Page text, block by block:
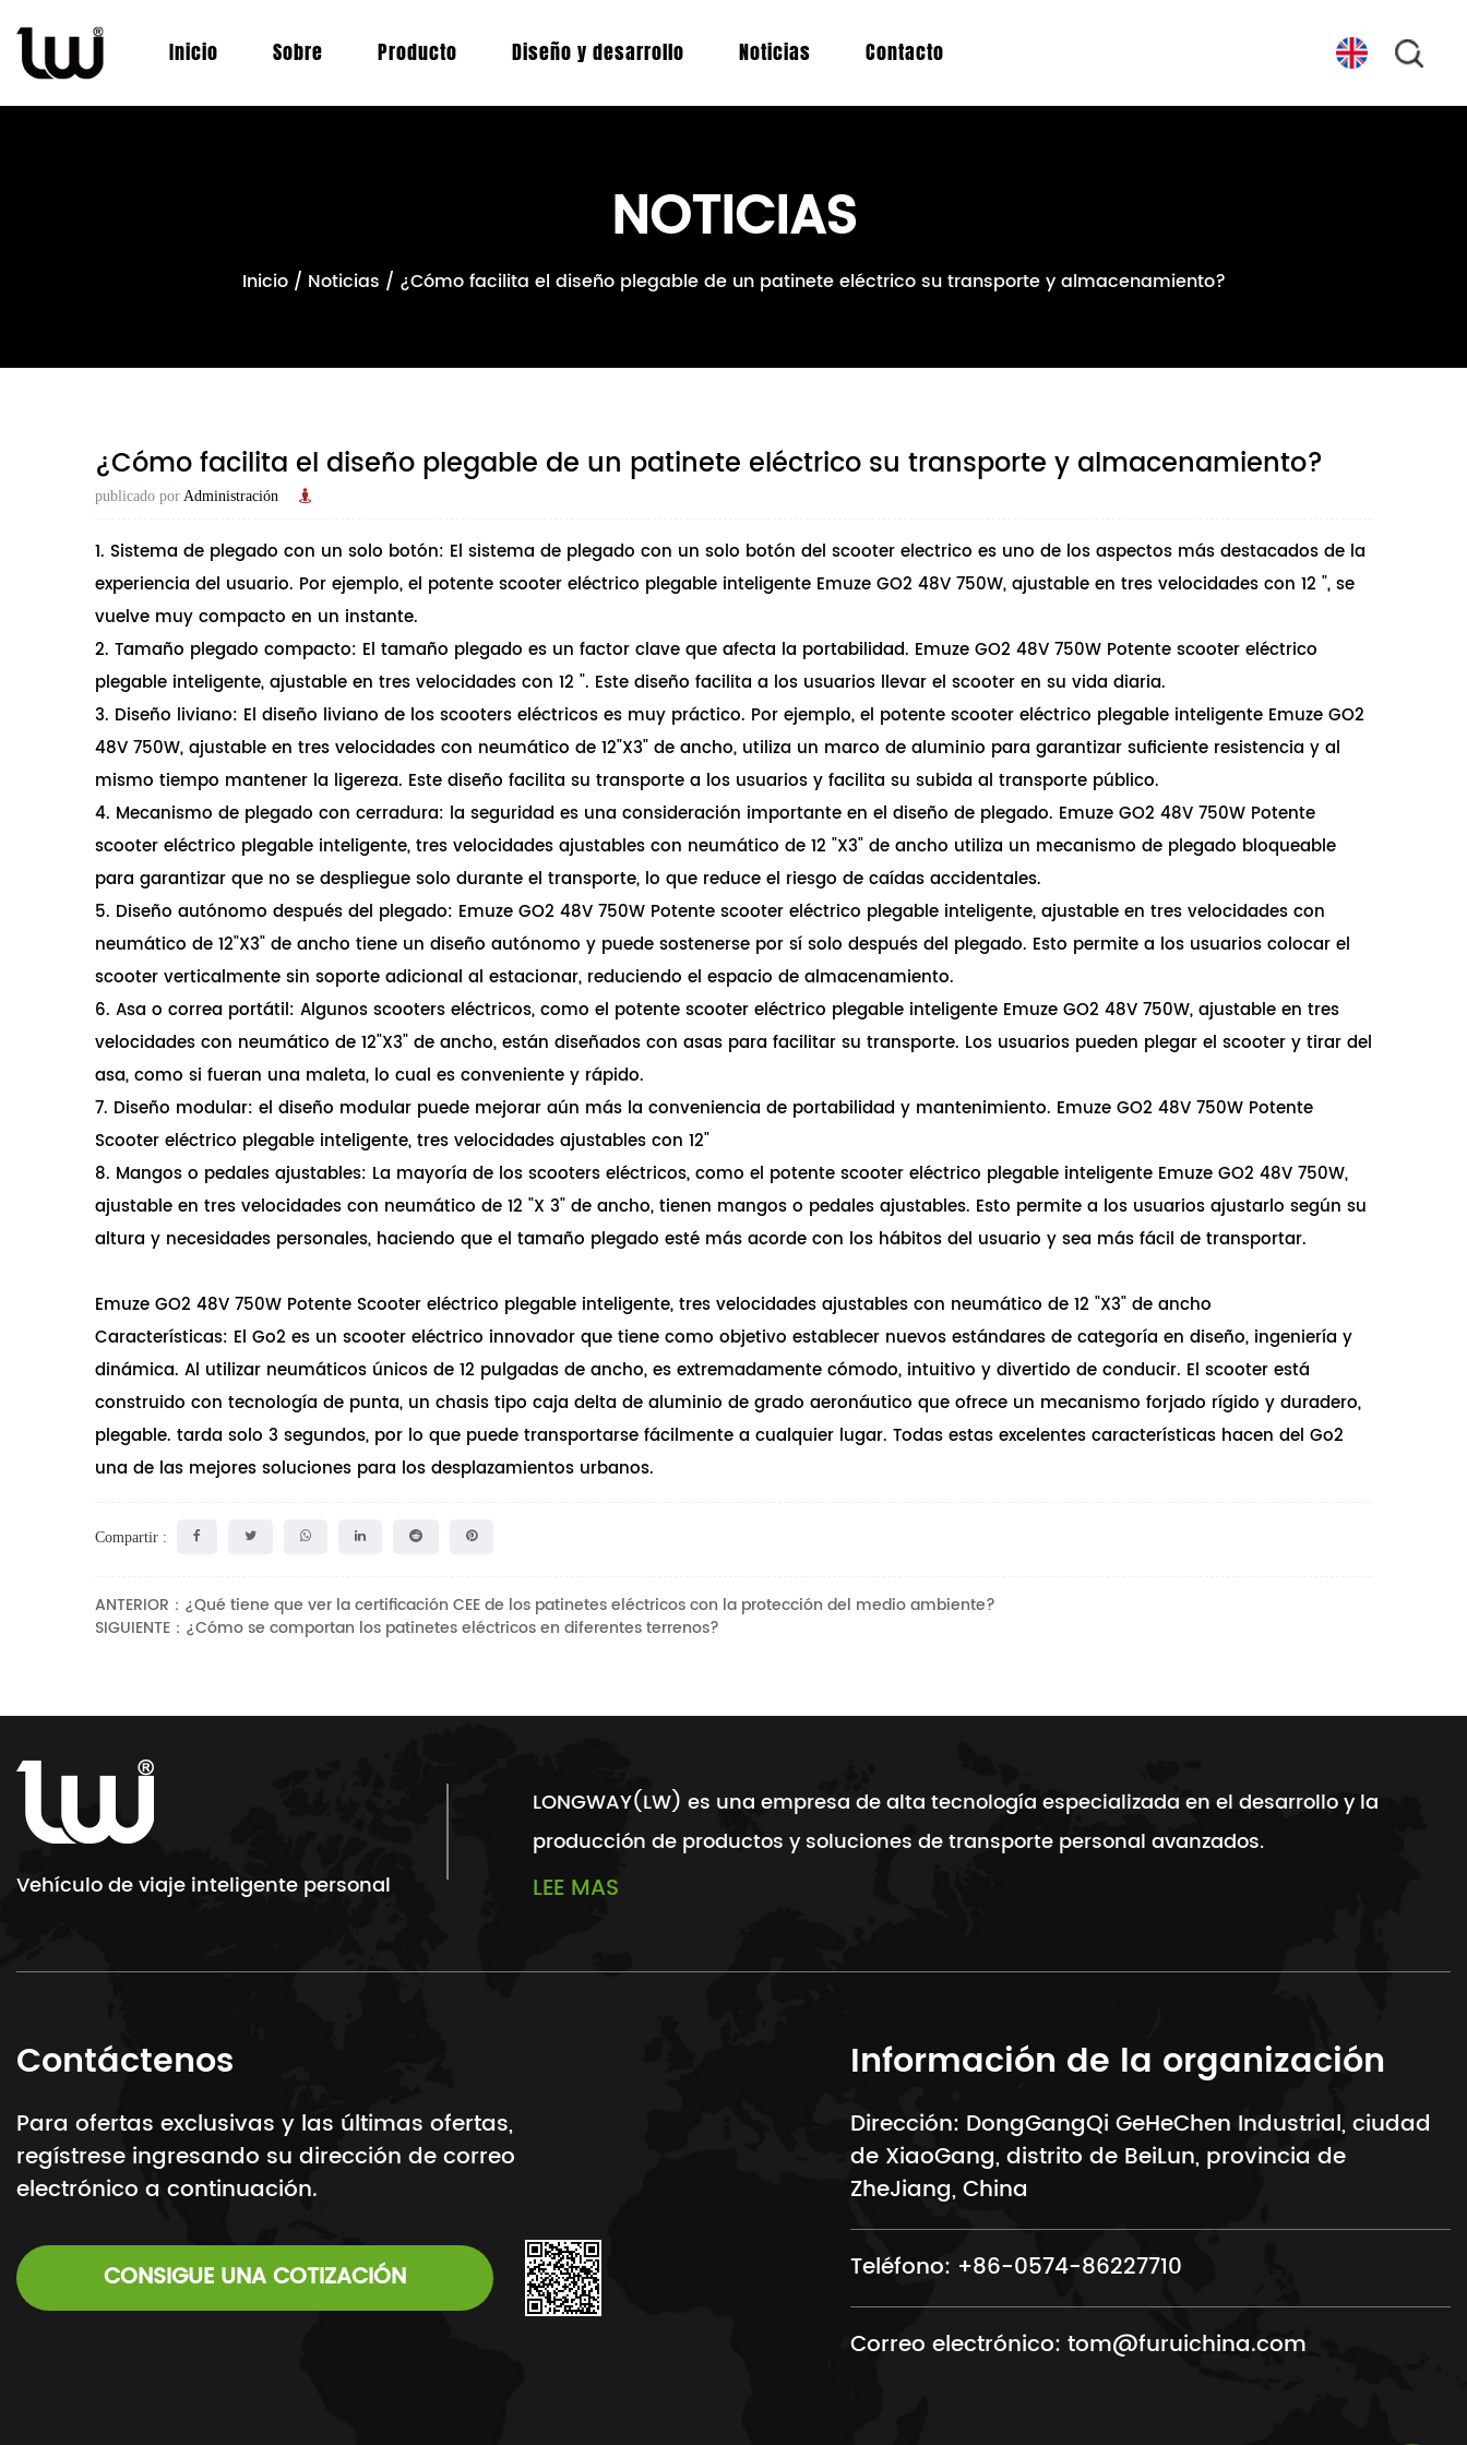
Inicio Sobre Producto Diseño y desarrollo Noticias Contacto
NOTICIAS
Inicio/ Noticias / ¿Cómo facilita el diseño plegable de un patinete eléctrico su transporte y almacenamiento?
¿Cómo facilita el diseño plegable de un patinete eléctrico su transporte y almacenamiento?
publicado por Administración
1. Sistema de plegado con un solo botón: El sistema de plegado con un solo botón del scooter electrico es uno de los aspectos más destacados de la
experiencia del usuario. Por ejemplo, el potente scooter eléctrico plegable inteligente Emuze GO2 48V 750W, ajustable en tres velocidades con 12 ", se
vuelve muy compacto en un instante.
2. Tamaño plegado compacto: El tamaño plegado es un factor clave que afecta la portabilidad. Emuze GO2 48V 750W Potente scooter eléctrico
plegable inteligente, ajustable en tres velocidades con 12 ". Este diseño facilita a los usuarios llevar el scooter en su vida diaria.
3. Diseño liviano: El diseño liviano de los scooters eléctricos es muy práctico. Por ejemplo, el potente scooter eléctrico plegable inteligente Emuze GO2
48V 750W, ajustable en tres velocidades con neumático de 12"X3" de ancho, utiliza un marco de aluminio para garantizar suficiente resistencia y al
mismo tiempo mantener la ligereza. Este diseño facilita su transporte a los usuarios y facilita su subida al transporte público.
4. Mecanismo de plegado con cerradura: la seguridad es una consideración importante en el diseño de plegado. Emuze GO2 48V 750W Potente
scooter eléctrico plegable inteligente, tres velocidades ajustables con neumático de 12 "X3" de ancho utiliza un mecanismo de plegado bloqueable
para garantizar que no se despliegue solo durante el transporte, lo que reduce el riesgo de caídas accidentales.
5. Diseño autónomo después del plegado: Emuze GO2 48V 750W Potente scooter eléctrico plegable inteligente, ajustable en tres velocidades con
neumático de 12"X3" de ancho tiene un diseño autónomo y puede sostenerse por sí solo después del plegado. Esto permite a los usuarios colocar el
scooter verticalmente sin soporte adicional al estacionar, reduciendo el espacio de almacenamiento.
6. Asa o correa portátil: Algunos scooters eléctricos, como el potente scooter eléctrico plegable inteligente Emuze GO2 48V 750W, ajustable en tres
velocidades con neumático de 12"X3" de ancho, están diseñados con asas para facilitar su transporte. Los usuarios pueden plegar el scooter y tirar del
asa, como si fueran una maleta, lo cual es conveniente y rápido.
7. Diseño modular: el diseño modular puede mejorar aún más la conveniencia de portabilidad y mantenimiento. Emuze GO2 48V 750W Potente
Scooter eléctrico plegable inteligente, tres velocidades ajustables con 12"
8. Mangos o pedales ajustables: La mayoría de los scooters eléctricos, como el potente scooter eléctrico plegable inteligente Emuze GO2 48V 750W,
ajustable en tres velocidades con neumático de 12 "X 3" de ancho, tienen mangos o pedales ajustables. Esto permite a los usuarios ajustarlo según su
altura y necesidades personales, haciendo que el tamaño plegado esté más acorde con los hábitos del usuario y sea más fácil de transportar.
Emuze GO2 48V 750W Potente Scooter eléctrico plegable inteligente, tres velocidades ajustables con neumático de 12 "X3" de ancho
Características: El Go2 es un scooter eléctrico innovador que tiene como objetivo establecer nuevos estándares de categoría en diseño, ingeniería y
dinámica. Al utilizar neumáticos únicos de 12 pulgadas de ancho, es extremadamente cómodo, intuitivo y divertido de conducir. El scooter está
construido con tecnología de punta, un chasis tipo caja delta de aluminio de grado aeronáutico que ofrece un mecanismo forjado rígido y duradero,
plegable. tarda solo 3 segundos, por lo que puede transportarse fácilmente a cualquier lugar. Todas estas excelentes características hacen del Go2
una de las mejores soluciones para los desplazamientos urbanos.
Compartir :
ANTERIOR：¿Qué tiene que ver la certificación CEE de los patinetes eléctricos con la protección del medio ambiente?
SIGUIENTE：¿Cómo se comportan los patinetes eléctricos en diferentes terrenos?
Vehículo de viaje inteligente personal
LONGWAY(LW) es una empresa de alta tecnología especializada en el desarrollo y la
producción de productos y soluciones de transporte personal avanzados.
LEE MAS
Contáctenos
Para ofertas exclusivas y las últimas ofertas,
regístrese ingresando su dirección de correo
electrónico a continuación.
CONSIGUE UNA COTIZACIÓN
Información de la organización
Dirección: DongGangQi GeHeChen Industrial, ciudad
de XiaoGang, distrito de BeiLun, provincia de
ZheJiang, China
Teléfono: +86-0574-86227710
Correo electrónico: tom@furuichina.com